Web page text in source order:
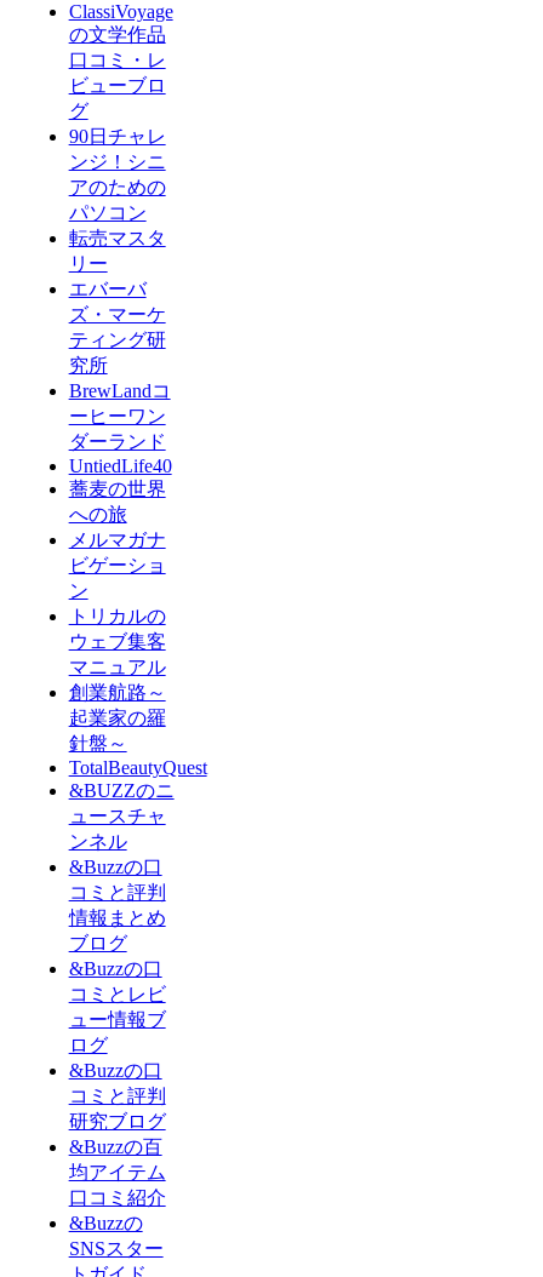
ClassiVoyage
の文学作品
口コミ・レ
ビューブロ
グ
90日チャレ
ンジ！シニ
アのための
パソコン
転売マスタ
リー
エバーバ
ズ・マーケ
ティング研
究所
BrewLandコ
ーヒーワン
ダーランド
UntiedLife40
蕎麦の世界
への旅
メルマガナ
ビゲーショ
ン
トリカルの
ウェブ集客
マニュアル
創業航路～
起業家の羅
針盤～
TotalBeautyQuest
&BUZZのニ
ュースチャ
ンネル
&Buzzの口
コミと評判
情報まとめ
ブログ
&Buzzの口
コミとレビ
ュー情報ブ
ログ
&Buzzの口
コミと評判
研究ブログ
&Buzzの百
均アイテム
口コミ紹介
&Buzzの
SNSスター